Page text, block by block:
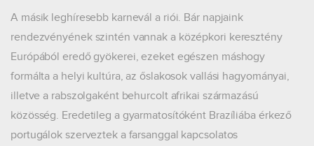
A másik leghíresebb karnevál a riói. Bár napjaink
rendezvényének szintén vannak a középkori keresztény
Európából eredő gyökerei, ezeket egészen máshogy
formálta a helyi kultúra, az őslakosok vallási hagyományai,
illetve a rabszolgaként behurcolt afrikai származású
közösség. Eredetileg a gyarmatosítóként Brazíliába érkező
portugálok szerveztek a farsanggal kapcsolatos